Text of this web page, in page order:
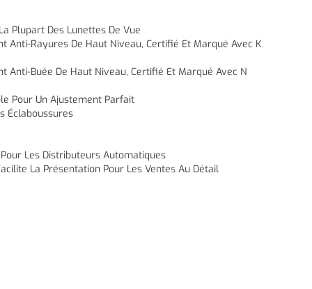
Plupart Des Lunettes De Vue
Anti-Rayures De Haut Niveau, Certifié Et Marqué Avec K
Anti-Buée De Haut Niveau, Certifié Et Marqué Avec N
Pour Un Ajustement Parfait
Éclaboussures
Les Distributeurs Automatiques
La Présentation Pour Les Ventes Au Détail